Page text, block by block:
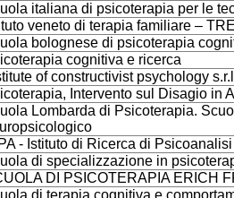
italiana di psicoterapia per le
veneto di terapia familiare –
bolognese di psicoterapia
cognitiva e ricerca
of constructivist psychology
Intervento sul Disagio in
Lombarda di Psicoterapia.
- Istituto di Ricerca di
di specializzazione in
DI PSICOTERAPIA ERICH
di terapia cognitiva e